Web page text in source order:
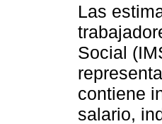
Las
Social
contiene
salario,